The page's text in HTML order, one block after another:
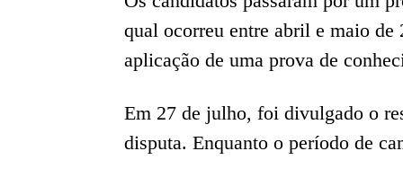
qual ocorreu entre abril e maio
aplicação de uma prova de
Em 27 de julho, foi divulgado o
disputa. Enquanto o período de